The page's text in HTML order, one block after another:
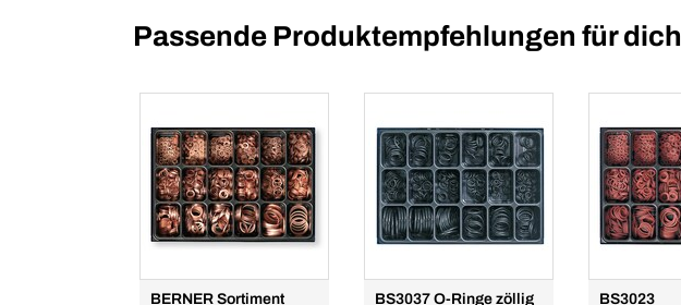
Passende Produktempfehlungen für dich
BERNER Sortiment
BS3037 O-Ringe zöllig
BS3023